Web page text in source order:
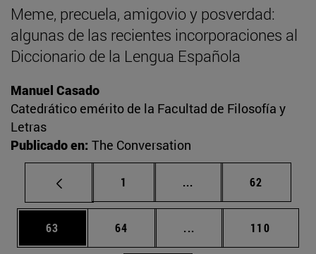
Meme, precuela, amigovio y posverdad:
algunas de las recientes incorporaciones al
Diccionario de la Lengua Española
Manuel Casado
Catedrático emérito de la Facultad de Filosofía y
Letras
Publicado en: The Conversation
Página
1 ... Páginas intermedias
Página
62
Página
63 Página
64 ... Páginas intermedias
Página
110